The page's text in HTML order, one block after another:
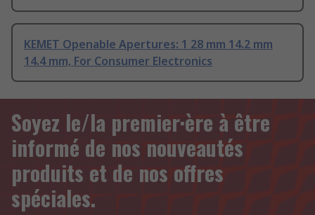
KEMET Openable Apertures: 1 28 mm 14.2 mm
14.4 mm, For Consumer Electronics
Soyez le/la premier·ère à être
informé de nos nouveautés
produits et de nos offres
spéciales.